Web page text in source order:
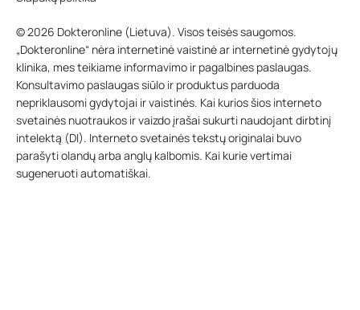
© 2026 Dokteronline (Lietuva). Visos teisės saugomos.
„Dokteronline“ nėra internetinė vaistinė ar internetinė gydytojų
klinika, mes teikiame informavimo ir pagalbines paslaugas.
Konsultavimo paslaugas siūlo ir produktus parduoda
nepriklausomi gydytojai ir vaistinės. Kai kurios šios interneto
svetainės nuotraukos ir vaizdo įrašai sukurti naudojant dirbtinį
intelektą (DI). Interneto svetainės tekstų originalai buvo
parašyti olandų arba anglų kalbomis. Kai kurie vertimai
sugeneruoti automatiškai.